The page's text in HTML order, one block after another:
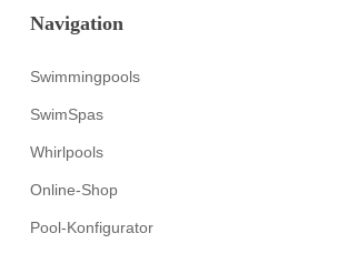
Navigation
Swimmingpools
SwimSpas
Whirlpools
Online-Shop
Pool-Konfigurator